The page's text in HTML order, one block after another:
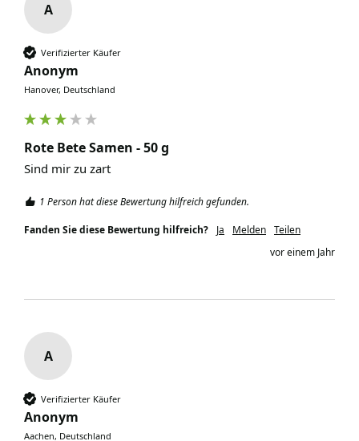
A
Verifizierter Käufer
Anonym
Hanover, Deutschland
Rote Bete Samen - 50 g
Sind mir zu zart
1 Person hat diese Bewertung hilfreich gefunden.
Fanden Sie diese Bewertung hilfreich? Ja Melden Teilen
vor einem Jahr
A
Verifizierter Käufer
Anonym
Aachen, Deutschland